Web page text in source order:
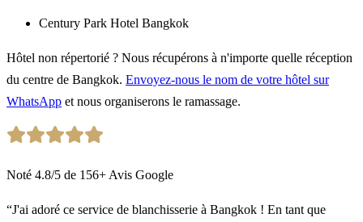
Century Park Hotel Bangkok
Hôtel non répertorié ? Nous récupérons à n'importe quelle réception
du centre de Bangkok. Envoyez-nous le nom de votre hôtel sur
WhatsApp et nous organiserons le ramassage.
Noté 4.8/5 de 156+ Avis Google
“J'ai adoré ce service de blanchisserie à Bangkok ! En tant que